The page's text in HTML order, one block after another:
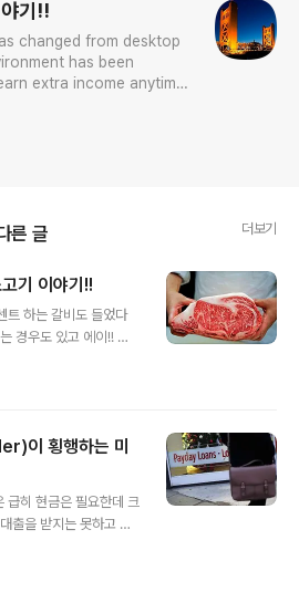
기!!
changed from desktop
has been
extra income anytime,
our eyes to the world!
른 글 더보기
기 이야기!!
하는 갈비도 들었다
경우도 있고 에이!! 잘
됩니다. 바로 우리 아
이제는 값 때문에 갈
겁니다. 광우병이 걸린
을 받았었습니다 그런
초리로 쳐다 보기도 했
다. 이때 식당마다 한
이 횡행하는 미
히 현금은 필요한데 크
출을 받지는 못하고 대
제 1 금융권이 아닌 제